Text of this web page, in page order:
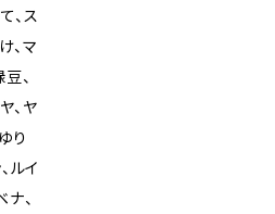
、ス
、マ
、
、ヤ
り
ルイ
、